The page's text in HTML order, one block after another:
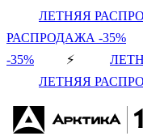
ЛЕТНЯЯ
РАСПРОДАЖА -35%
-35% ⚡
ЛЕТНЯЯ